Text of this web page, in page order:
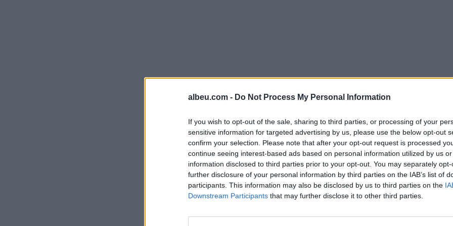
albeu.com - Do Not Process My Personal Information
If you wish to opt-out of the sale, sharing to third parties, or processing of your
sensitive information for targeted advertising by us, please use the below opt-out
confirm your selection. Please note that after your opt-out request is processed
continue seeing interest-based ads based on personal information utilized by us
information disclosed to third parties prior to your opt-out. You may separately
further disclosure of your personal information by third parties on the IAB’s list of
participants. This information may also be disclosed by us to third parties on the
Downstream Participants that may further disclose it to other third parties.